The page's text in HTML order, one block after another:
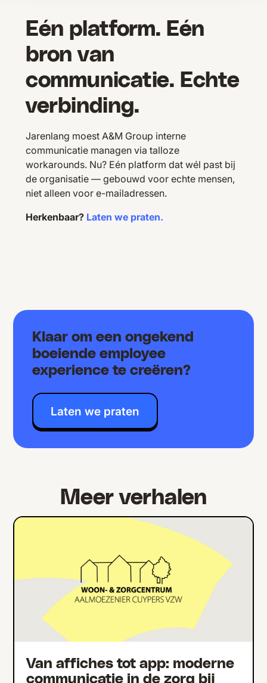
Eén platform. Eén
bron van
communicatie. Echte
verbinding.
Jarenlang moest A&M Group interne
communicatie managen via talloze
workarounds. Nu? Eén platform dat wél past bij
de organisatie — gebouwd voor echte mensen,
niet alleen voor e-mailadressen.
Herkenbaar? Laten we praten.
Klaar om een ongekend
boeiende employee
experience te creëren?
Laten we praten
Meer verhalen
Van affiches tot app: moderne
communicatie in de zorg bij